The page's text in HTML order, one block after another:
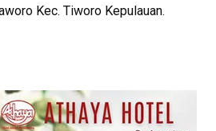
Kec. Tiworo Kepulauan.